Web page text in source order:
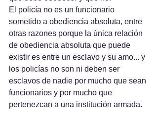
El policía no es un funcionario
sometido a obediencia absoluta, entre
otras razones porque la única relación
de obediencia absoluta que puede
existir es entre un esclavo y su amo... y
los policías no son ni deben ser
esclavos de nadie por mucho que sean
funcionarios y por mucho que
pertenezcan a una institución armada.